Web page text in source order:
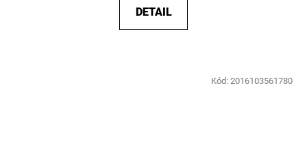
DETAIL
Kód: 2016103561780